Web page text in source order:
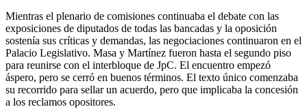
Mientras el plenario de comisiones continuaba el debate con las
exposiciones de diputados de todas las bancadas y la oposición
sostenía sus críticas y demandas, las negociaciones continuaron en el
Palacio Legislativo. Masa y Martínez fueron hasta el segundo piso
para reunirse con el interbloque de JpC. El encuentro empezó
áspero, pero se cerró en buenos términos. El texto único comenzaba
su recorrido para sellar un acuerdo, pero que implicaba la concesión
a los reclamos opositores.